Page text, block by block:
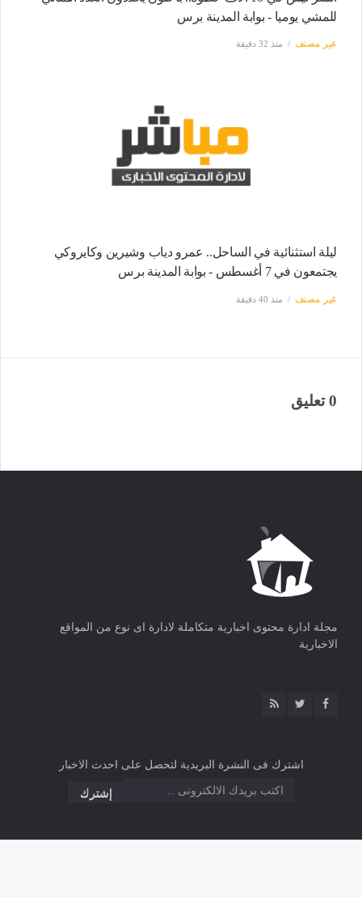
للمشي يوميا - بوابة المدينة برس
غير مصنف منذ 32 دقيقة
ليلة استثنائية في الساحل.. عمرو دياب وشيرين وكايروكي
يجتمعون في 7 أغسطس - بوابة المدينة برس
غير مصنف منذ 40 دقيقة
0 تعليق
مجلة ادارة محتوى اخبارية متكاملة لادارة اى نوع من المواقع
الاخبارية
اشترك فى النشرة البريدية لتحصل على احدث الاخبار